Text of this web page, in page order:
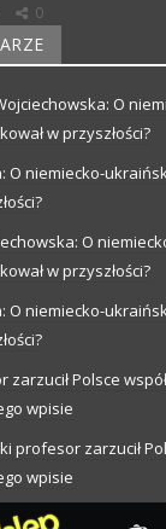
0
O
w przyszłości?
O niemiecko-
O
w przyszłości?
O niemiecko-
Polsce
wpisie
profesor zarzucił
wpisie